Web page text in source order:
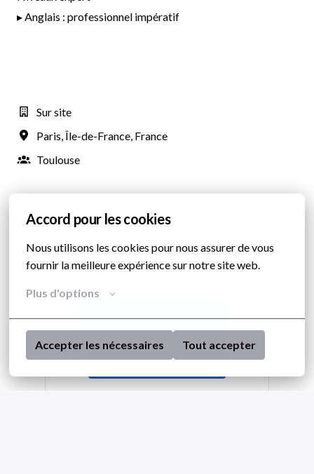
Accord pour les cookies
Nous utilisons les cookies pour nous assurer de vous
fournir la meilleure expérience sur notre site web.
Plus d'options
Accepter les nécessaires Tout accepter
▸ Anglais : professionnel impératif
Sur site
Paris,Île-de-France, France
Toulouse
Postuler
Postuler avec Indeed